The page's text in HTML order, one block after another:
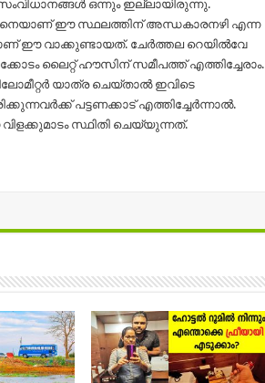
സംവിധാനങ്ങൾ ഒന്നും ഇല്ലായിരുന്നു.
ഈ സ്ഥലത്തിന് അ‌ന്ധകാരനഴി എന്ന
ഈ വാക്കുണ്ടായത്. ചേർത്തല റെയിൽവേ
ലൈറ്റ് ഹൗസിന് സമീപത്ത് എത്തിച്ചേരാം.
‌യാത്ര ചെയ്‌താൽ ഇവിടെ
പട്ടണക്കാട് എത്തിച്ചേർന്നാൽ.
സ്ഥിതി ചെയ്യുന്നത്.